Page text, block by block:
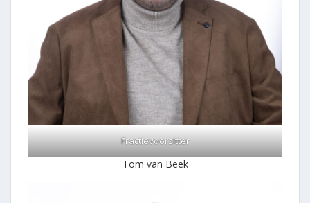
Fractievoorzitter
Tom van Beek